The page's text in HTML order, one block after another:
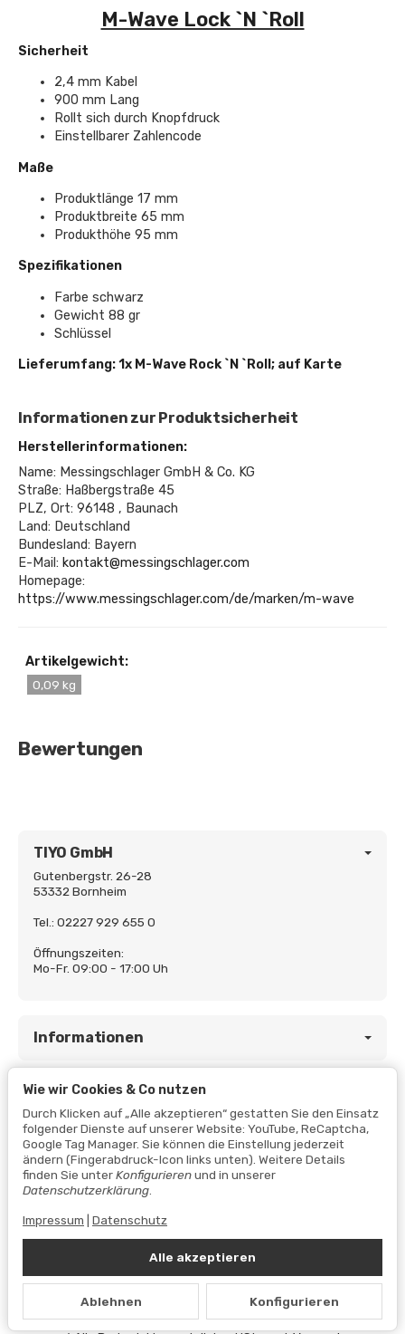
M-Wave Lock `N `Roll
Sicherheit
2,4 mm Kabel
900 mm Lang
Rollt sich durch Knopfdruck
Einstellbarer Zahlencode
Maße
Produktlänge 17 mm
Produktbreite 65 mm
Produkthöhe 95 mm
Spezifikationen
Farbe schwarz
Gewicht 88 gr
Schlüssel
Lieferumfang: 1x M-Wave Rock `N `Roll; auf Karte
Informationen zur Produktsicherheit
Herstellerinformationen:
Name: Messingschlager GmbH & Co. KG
Straße: Haßbergstraße 45
PLZ, Ort: 96148 , Baunach
Land: Deutschland
Bundesland: Bayern
E-Mail: kontakt@messingschlager.com
Homepage:
https://www.messingschlager.com/de/marken/m-wave
Artikelgewicht:
0,09 kg
Bewertungen
TIYO GmbH
Gutenbergstr. 26-28
53332 Bornheim
Tel.: 02227 929 655 0
Öffnungszeiten:
Mo-Fr. 09:00 - 17:00 Uh
Informationen
Gesetzliche Informationen
Vertrag widerrufen
Datenschutzerklärung•Impressum
Alle akzeptieren
Ablehnen Konfigurieren
Wie wir Cookies & Co nutzen
Durch Klicken auf „Alle akzeptieren“ gestatten Sie den Einsatz
folgender Dienste auf unserer Website: YouTube, ReCaptcha,
Google Tag Manager. Sie können die Einstellung jederzeit
ändern (Fingerabdruck-Icon links unten). Weitere Details
finden Sie unterKonfigurierenund in unserer
Datenschutzerklärung.
Impressum Datenschutz